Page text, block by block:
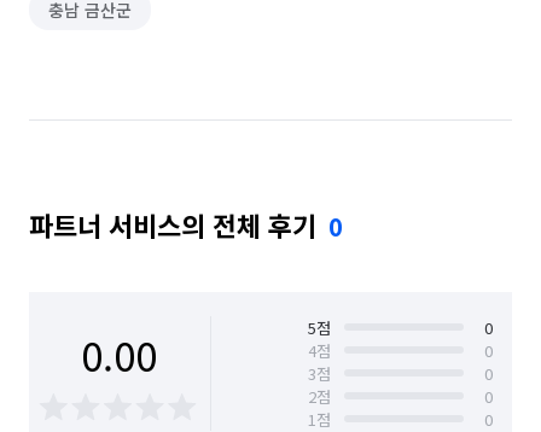
충남 금산군
파트너 서비스의 전체 후기 0
0.00 5점
0
4점
0
3점
0
2점
0
1점
0